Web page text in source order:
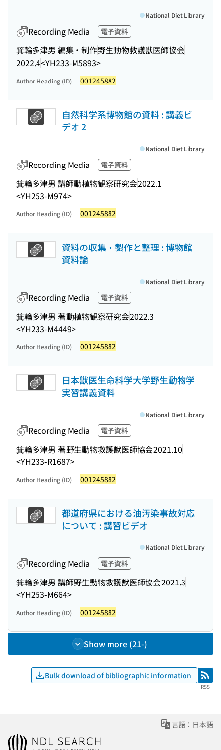
Recording Media 電子資料
箕輪多津男 編集・制作野生動物救護獣医師協会
2022.4<YH233-M5893>
National Diet Library
Author Heading (ID) 001245882
自然科学系博物館の資料 : 講義ビ
デオ 2
Recording Media 電子資料
箕輪多津男 講師動植物観察研究会2022.1
<YH253-M974>
National Diet Library
Author Heading (ID) 001245882
資料の収集・製作と整理 : 博物館
資料論
Recording Media 電子資料
箕輪多津男 著動植物観察研究会2022.3
<YH233-M4449>
National Diet Library
Author Heading (ID) 001245882
日本獣医生命科学大学野生動物学
実習講義資料
Recording Media 電子資料
箕輪多津男 著野生動物救護獣医師協会2021.10
<YH233-R1687>
National Diet Library
Author Heading (ID) 001245882
都道府県における油汚染事故対応
について : 講習ビデオ
Recording Media 電子資料
箕輪多津男 講師野生動物救護獣医師協会2021.3
<YH253-M664>
National Diet Library
Author Heading (ID) 001245882
Show more (21-)
Bulk download of bibliographic information RSS
RSS
言語：日本語